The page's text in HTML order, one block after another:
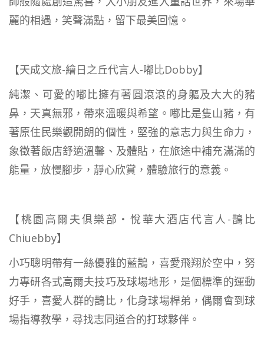
麗的相遇，笑聲滿點，留下最美回憶。
【天成文旅-繪日之丘代言人-嘟比Dobby】
純潔、可愛的嘟比擁有著圓滾滾的身軀及大大的豬
鼻，天真無邪，帶來溫暖與希望。嘟比是隻山豬，有
著原住民樂觀開朗的個性，堅強的意志力與生命力，
象徵著飯店舒適溫馨、及體貼，在旅途中補充滿滿的
能量，放慢腳步，靜心欣賞，體驗旅行的意義。
【桃園高爾夫俱樂部‧悅華大酒店代言人-鵲比
Chiuebby】
小巧聰明帶有一絲優雅的藍鵲，喜愛飛翔於空中，努
力專研各式高爾夫技巧及球場地形，是個標準的運動
好手，喜愛人群的鵲比，化身球場桿弟，偶爾會到球
場指導教學，尋找志同道合的打球夥伴。